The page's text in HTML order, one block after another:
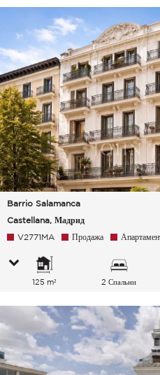
Barrio Salamanca
Castellana, Мадрид
V2771MA Продажа
125 m² 2 Спальни